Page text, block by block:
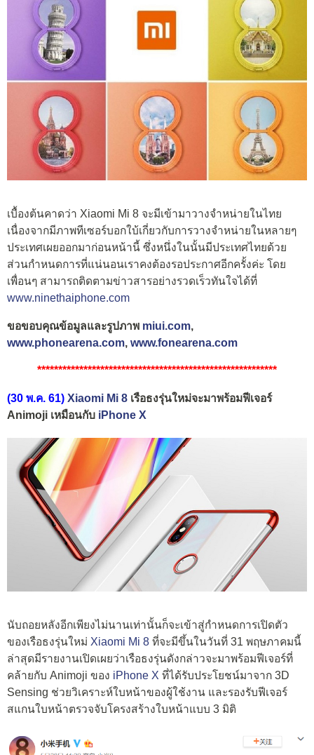
เบื้องต้นคาดว่า Xiaomi Mi 8 จะมีเข้ามาวางจำหน่ายในไทย
เนื่องจากมีภาพทีเซอร์บอกใบ้เกี่ยวกับการวางจำหน่ายในหลายๆ
ประเทศเผยออกมาก่อนหน้านี้ ซึ่งหนึ่งในนั้นมีประเทศไทยด้วย
ส่วนกำหนดการที่แน่นอนเราคงต้องรอประกาศอีกครั้งค่ะ โดย
เพื่อนๆ สามารถติดตามข่าวสารอย่างรวดเร็วทันใจได้ที่
www.ninethaiphone.com
ขอขอบคุณข้อมูลและรูปภาพ miui.com,
www.phonearena.com, www.fonearena.com
*********************************************************
(30 พ.ค. 61) Xiaomi Mi 8 เรือธงรุ่นใหม่จะมาพร้อมฟีเจอร์
Animoji เหมือนกับ iPhone X
นับถอยหลังอีกเพียงไม่นานเท่านั้นก็จะเข้าสู่กำหนดการเปิดตัว
ของเรือธงรุ่นใหม่ Xiaomi Mi 8 ที่จะมีขึ้นในวันที่ 31 พฤษภาคมนี้
ล่าสุดมีรายงานเปิดเผยว่าเรือธงรุ่นดังกล่าวจะมาพร้อมฟีเจอร์ที่
คล้ายกับ Animoji ของ iPhone X ที่ได้รับประโยชน์มาจาก 3D
Sensing ช่วยวิเคราะห์ใบหน้าของผู้ใช้งาน และรองรับฟีเจอร์
สแกนใบหน้าตรวจจับโครงสร้างใบหน้าแบบ 3 มิติ